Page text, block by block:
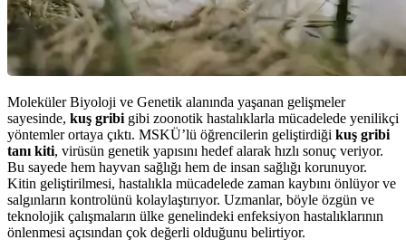
Moleküler Biyoloji ve Genetik alanında yaşanan gelişmeler
sayesinde, kuş gribi gibi zoonotik hastalıklarla mücadelede yenilikçi
yöntemler ortaya çıktı. MSKÜ’lü öğrencilerin geliştirdiği kuş gribi
tanı kiti, virüsün genetik yapısını hedef alarak hızlı sonuç veriyor.
Bu sayede hem hayvan sağlığı hem de insan sağlığı korunuyor.
Kitin geliştirilmesi, hastalıkla mücadelede zaman kaybını önlüyor ve
salgınların kontrolünü kolaylaştırıyor. Uzmanlar, böyle özgün ve
teknolojik çalışmaların ülke genelindeki enfeksiyon hastalıklarının
önlenmesi açısından çok değerli olduğunu belirtiyor.